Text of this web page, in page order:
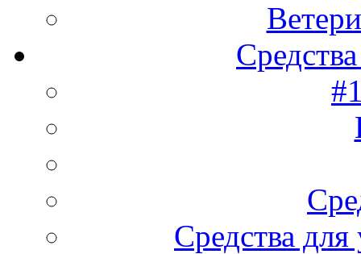
Средства для